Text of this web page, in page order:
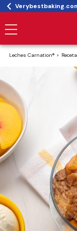
Leches Carnation®